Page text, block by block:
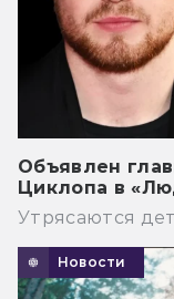
Объявлен
Циклопа в
Утрясаются
Новости